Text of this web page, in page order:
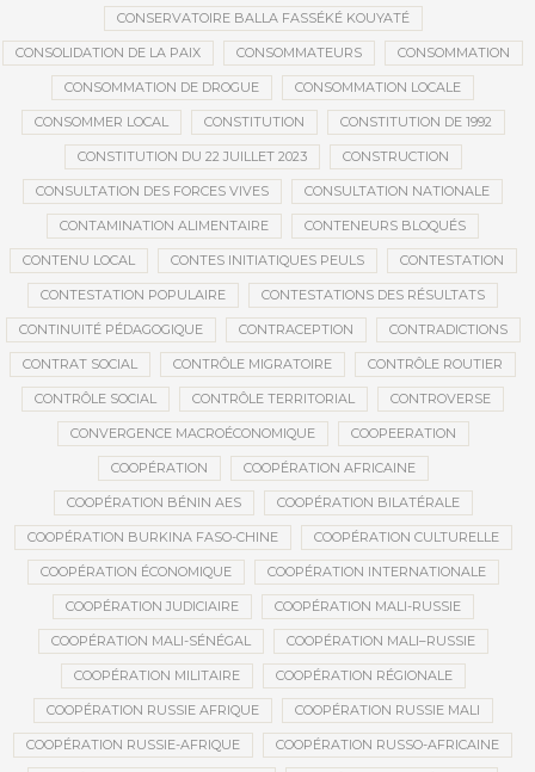
CONSERVATOIRE BALLA FASSÉKÉ KOUYATÉ
CONSOLIDATION DE LA PAIX CONSOMMATEURS CONSOMMATION
CONSOMMATION DE DROGUE CONSOMMATION LOCALE
CONSOMMER LOCAL CONSTITUTION CONSTITUTION DE 1992
CONSTITUTION DU 22 JUILLET 2023 CONSTRUCTION
CONSULTATION DES FORCES VIVES CONSULTATION NATIONALE
CONTAMINATION ALIMENTAIRE CONTENEURS BLOQUÉS
CONTENU LOCAL CONTES INITIATIQUES PEULS CONTESTATION
CONTESTATION POPULAIRE CONTESTATIONS DES RÉSULTATS
CONTINUITÉ PÉDAGOGIQUE CONTRACEPTION CONTRADICTIONS
CONTRAT SOCIAL CONTRÔLE MIGRATOIRE CONTRÔLE ROUTIER
CONTRÔLE SOCIAL CONTRÔLE TERRITORIAL CONTROVERSE
CONVERGENCE MACROÉCONOMIQUE COOPEERATION
COOPÉRATION COOPÉRATION AFRICAINE
COOPÉRATION BÉNIN AES COOPÉRATION BILATÉRALE
COOPÉRATION BURKINA FASO-CHINE COOPÉRATION CULTURELLE
COOPÉRATION ÉCONOMIQUE COOPÉRATION INTERNATIONALE
COOPÉRATION JUDICIAIRE COOPÉRATION MALI-RUSSIE
COOPÉRATION MALI-SÉNÉGAL COOPÉRATION MALI–RUSSIE
COOPÉRATION MILITAIRE COOPÉRATION RÉGIONALE
COOPÉRATION RUSSIE AFRIQUE COOPÉRATION RUSSIE MALI
COOPÉRATION RUSSIE-AFRIQUE COOPÉRATION RUSSO-AFRICAINE